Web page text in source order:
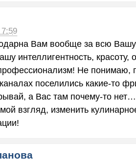
Вам вообще за всю Вашу
интеллигентность, красоту,
Не понимаю,
поселились какие-то
а Вас там почему-то
взгляд, изменить